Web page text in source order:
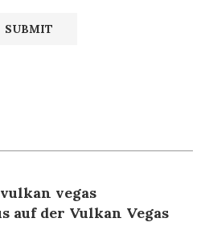
vegas
auf der Vulkan Vegas